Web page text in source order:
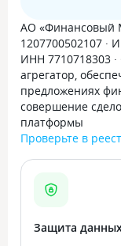
АО «Финансовый
1207700502107 ·
ИНН 7710718303
агрегатор,
предложениях
совершение
платформы
Проверьте в
Защита